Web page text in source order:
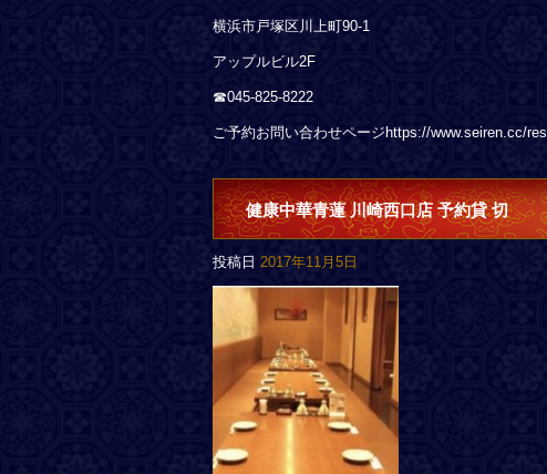
横浜市戸塚区川上町90-1
アップルビル2F
☎︎045-825-8222
ご予約お問い合わせページhttps://www.seiren.cc/
健康中華青蓮 川崎西口店 予約貸 切
投稿日 2017年11月5日